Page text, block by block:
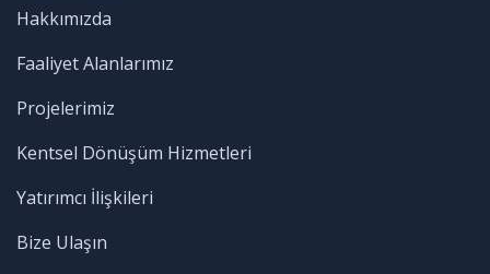
Hakkımızda
Faaliyet Alanlarımız
Projelerimiz
Kentsel Dönüşüm Hizmetleri
Yatırımcı İlişkileri
Bize Ulaşın